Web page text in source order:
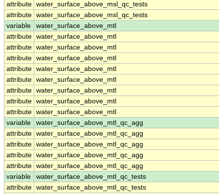
attribute water_surface_above_msl_qc_tests
attribute water_surface_above_msl_qc_tests
variable
water_surface_above_mtl
attribute water_surface_above_mtl
attribute water_surface_above_mtl
attribute water_surface_above_mtl
attribute water_surface_above_mtl
attribute water_surface_above_mtl
attribute water_surface_above_mtl
attribute water_surface_above_mtl
attribute water_surface_above_mtl
variable
water_surface_above_mtl_qc_agg
attribute water_surface_above_mtl_qc_agg
attribute water_surface_above_mtl_qc_agg
attribute water_surface_above_mtl_qc_agg
attribute water_surface_above_mtl_qc_agg
variable
water_surface_above_mtl_qc_tests
attribute water_surface_above_mtl_qc_tests